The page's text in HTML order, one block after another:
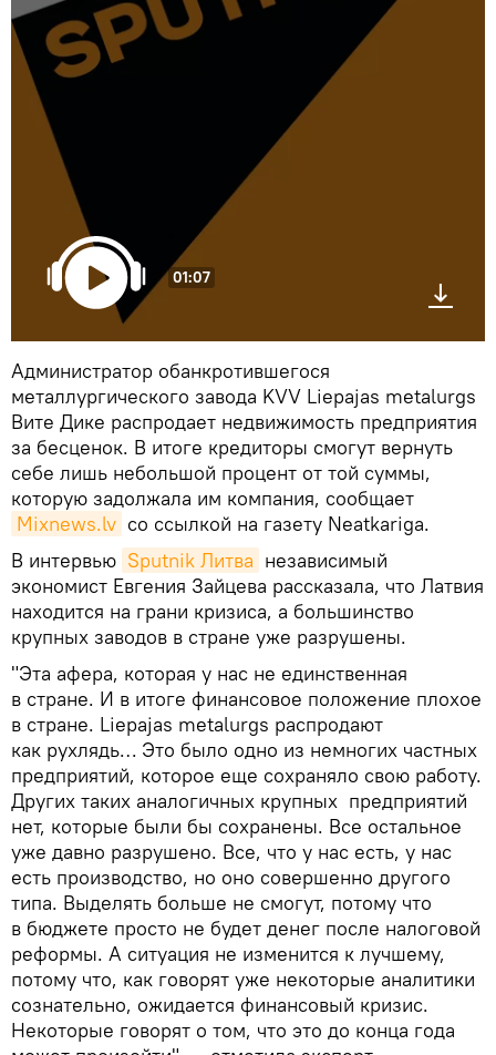
01:07
Администратор обанкротившегося
металлургического завода KVV Liepаjas metalurgs
Вите Дике распродает недвижимость предприятия
за бесценок. В итоге кредиторы смогут вернуть
себе лишь небольшой процент от той суммы,
которую задолжала им компания, сообщает
Mixnews.lv со ссылкой на газету Neatkariga.
В интервью Sputnik Литва независимый
экономист Евгения Зайцева рассказала, что Латвия
находится на грани кризиса, а большинство
крупных заводов в стране уже разрушены.
"Эта афера, которая у нас не единственная
в стране. И в итоге финансовое положение плохое
в стране. Liepаjas metalurgs распродают
как рухлядь… Это было одно из немногих частных
предприятий, которое еще сохраняло свою работу.
Других таких аналогичных крупных предприятий
нет, которые были бы сохранены. Все остальное
уже давно разрушено. Все, что у нас есть, у нас
есть производство, но оно совершенно другого
типа. Выделять больше не смогут, потому что
в бюджете просто не будет денег после налоговой
реформы. А ситуация не изменится к лучшему,
потому что, как говорят уже некоторые аналитики
сознательно, ожидается финансовый кризис.
Некоторые говорят о том, что это до конца года